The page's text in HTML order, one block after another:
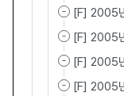
[F] 2005
[F] 2005
[F] 2005
[F] 2005